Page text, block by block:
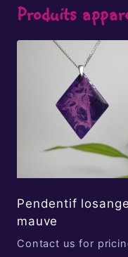
Produits
Pendentif
mauve
Contact us for